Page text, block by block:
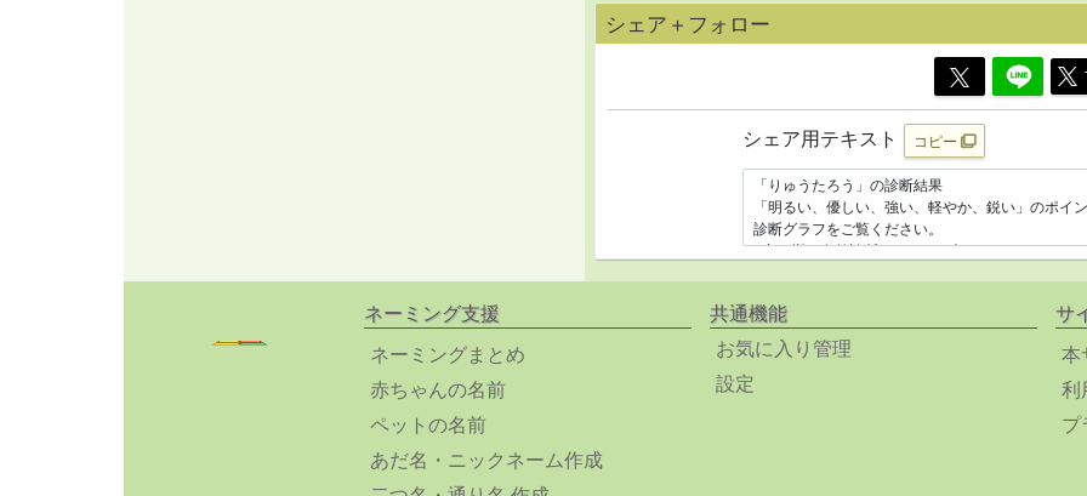
シェア＋フォロー
シェア用テキスト コピー
ネーミング支援
ネーミングまとめ
赤ちゃんの名前
ペットの名前
あだ名・ニックネーム作成
共通機能
お気に入り管理
設定
サ
本
利
プ